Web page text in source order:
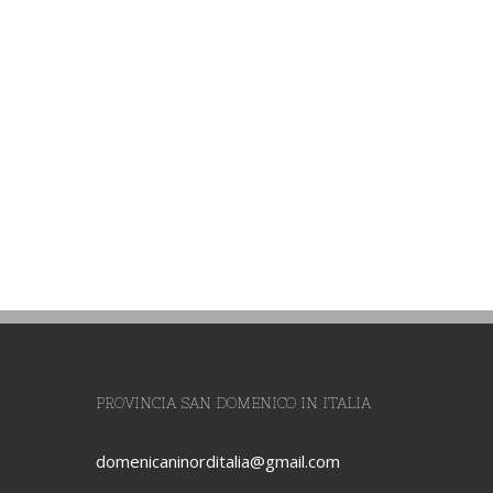
PROVINCIA SAN DOMENICO IN ITALIA
domenicaninorditalia@gmail.com